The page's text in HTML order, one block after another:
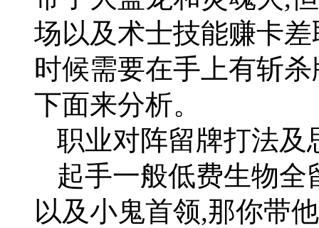
场以及术士技能赚卡
时候需要在手上有斩
下面来分析。
职业对阵留牌打法及
起手一般低费生物
以及小鬼首领,那你带